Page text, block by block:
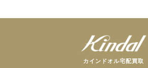
カインドオル宅配買取